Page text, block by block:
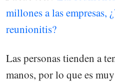
millones a las empresas,
reunionitis?
Las personas tienden a
manos, por lo que es